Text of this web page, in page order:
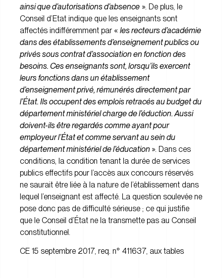
ainsi que d’autorisations d’absence ». De plus, le
Conseil d’Etat indique que les enseignants sont
affectés indifféremment par « les recteurs d’académie
dans des établissements d’enseignement publics ou
privés sous contrat d’association en fonction des
besoins. Ces enseignants sont, lorsqu’ils exercent
leurs fonctions dans un établissement
d’enseignement privé, rémunérés directement par
l’État. Ils occupent des emplois retracés au budget du
département ministériel charge de l’éduction. Aussi
doivent-ils être regardés comme ayant pour
employeur l’État et comme servant au sein du
département ministériel de l’éducation ». Dans ces
conditions, la condition tenant la durée de services
publics effectifs pour l’accès aux concours réservés
ne saurait être liée à la nature de l’établissement dans
lequel l’enseignant est affecté. La question soulevée ne
pose donc pas de difficulté sérieuse ; ce qui justifie
que le Conseil d’État ne la transmette pas au Conseil
constitutionnel.
CE 15 septembre 2017, req. n° 411637, aux tables